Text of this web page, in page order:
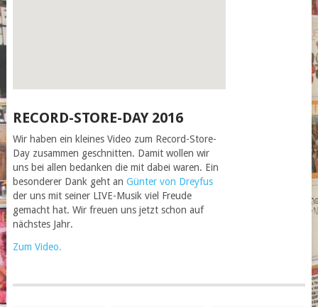
RECORD-STORE-DAY 2016
Wir haben ein kleines Video zum Record-Store-
Day zusammen geschnitten. Damit wollen wir
uns bei allen bedanken die mit dabei waren. Ein
besonderer Dank geht an Günter von Dreyfus
der uns mit seiner LIVE-Musik viel Freude
gemacht hat. Wir freuen uns jetzt schon auf
nächstes Jahr.
Zum Video.